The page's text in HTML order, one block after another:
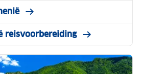
reisvoorbereiding